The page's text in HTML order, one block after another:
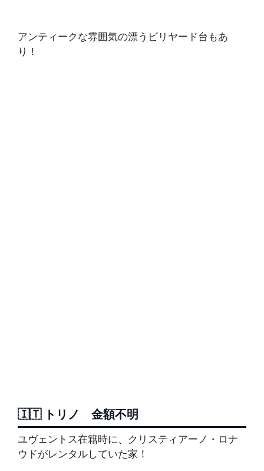
アンティークな雰囲気の漂うビリヤード台もあ
り！
🇮🇹 トリノ 金額不明
ユヴェントス在籍時に、クリスティアーノ・ロナ
ウドがレンタルしていた家！